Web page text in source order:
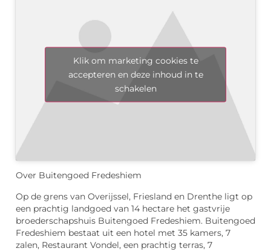
Klik om marketing cookies te
accepteren en deze inhoud in te
schakelen
Over Buitengoed Fredeshiem
Op de grens van Overijssel, Friesland en Drenthe ligt op
een prachtig landgoed van 14 hectare het gastvrije
broederschapshuis Buitengoed Fredeshiem. Buitengoed
Fredeshiem bestaat uit een hotel met 35 kamers, 7
zalen, Restaurant Vondel, een prachtig terras, 7